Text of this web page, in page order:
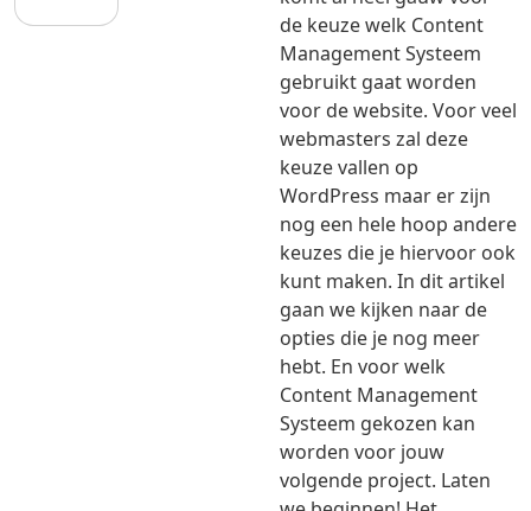
de keuze welk Content
Management Systeem
gebruikt gaat worden
voor de website. Voor veel
webmasters zal deze
keuze vallen op
WordPress maar er zijn
nog een hele hoop andere
keuzes die je hiervoor ook
kunt maken. In dit artikel
gaan we kijken naar de
opties die je nog meer
hebt. En voor welk
Content Management
Systeem gekozen kan
worden voor jouw
volgende project. Laten